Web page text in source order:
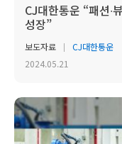
CJ대한통운 “패션∙
성장”
보도자료
CJ대한통운
2024.05.21